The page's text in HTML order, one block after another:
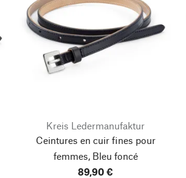
Kreis Ledermanufaktur
Ceintures en cuir fines pour
femmes, Bleu foncé
89,90 €